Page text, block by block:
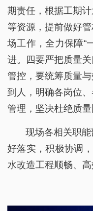
期责任，根据工期
等资源，提前做好
场工作，全力保障“
进。四要严把质量
管控，要统筹质量
到人，明确各岗位
管理，坚决杜绝质量
现场各相关职
好落实，积极协调
水改造工程顺畅、高